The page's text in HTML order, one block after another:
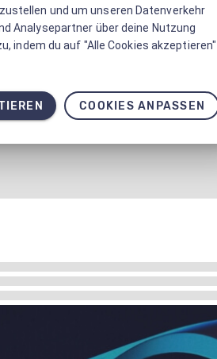
und um unseren Datenverkehr
Analysepartner über deine Nutzung
indem du auf "Alle Cookies akzeptieren"
COOKIES ANPASSEN